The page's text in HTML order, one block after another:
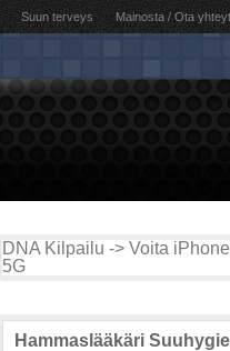
Suun terveys Mainosta / Ota
DNA Kilpailu -> Voita
5G
Hammaslääkäri